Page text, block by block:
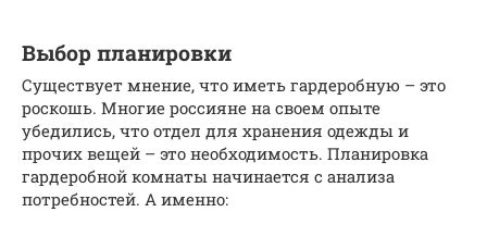
Выбор планировки
Существует мнение, что иметь гардеробную – это
роскошь. Многие россияне на своем опыте
убедились, что отдел для хранения одежды и
прочих вещей – это необходимость. Планировка
гардеробной комнаты начинается с анализа
потребностей. А именно: